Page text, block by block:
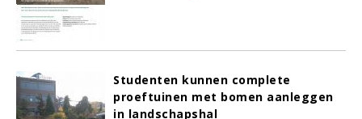
Studenten kunnen complete
proeftuinen met bomen aanleggen
in landschapshal